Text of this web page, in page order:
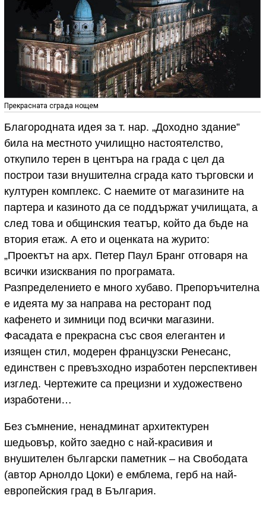
Прекрасната сграда нощем
Благородната идея за т. нар. „Доходно здание”
била на местното училищно настоятелство,
откупило терен в центъра на града с цел да
построи тази внушителна сграда като търговски и
културен комплекс. С наемите от магазините на
партера и казиното да се поддържат училищата, а
след това и общинския театър, който да бъде на
втория етаж. А ето и оценката на журито:
„Проектът на арх. Петер Паул Бранг отговаря на
всички изисквания по програмата.
Разпределението е много хубаво. Препоръчителна
е идеята му за направа на ресторант под
кафенето и зимници под всички магазини.
Фасадата е прекрасна със своя елегантен и
изящен стил, модерен французски Ренесанс,
единствен с превъзходно изработен перспективен
изглед. Чертежите са прецизни и художествено
изработени…
Без съмнение, ненадминат архитектурен
шедьовър, който заедно с най-красивия и
внушителен български паметник – на Свободата
(автор Арнолдо Цоки) е емблема, герб на най-
европейския град в България.